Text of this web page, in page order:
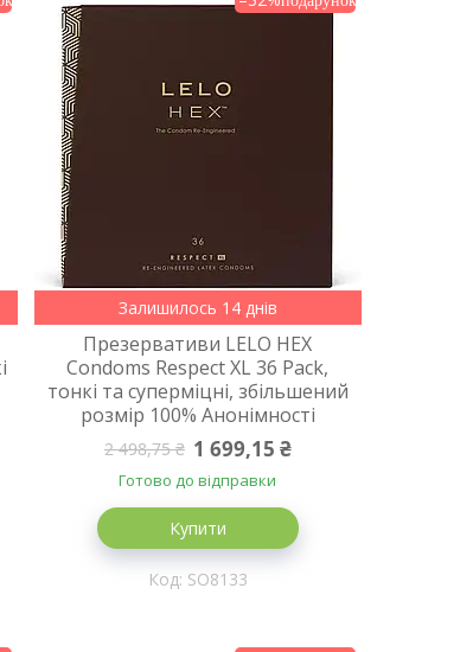
Залишилось 14 днів
Презервативи LELO HEX
Condoms Respect XL 36 Pack,
тонкі та суперміцні, збільшений
розмір 100% Анонімності
2 498,75 ₴ 1 699,15 ₴
Готово до відправки
Купити
SO8133